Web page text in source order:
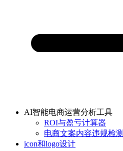
AI智能电商运营分析工具
ROI与盈亏计算器
电商文案内容违规检测
icon和logo设计